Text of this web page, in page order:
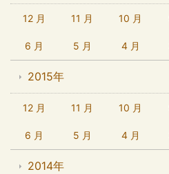
12 月 11 月 10 月
6 月 5 月 4 月
2015年
12 月 11 月 10 月
6 月 5 月 4 月
2014年